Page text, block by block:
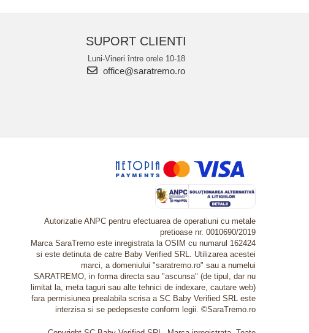
SUPORT CLIENTI
Luni-Vineri între orele 10-18
office@saratremo.ro
Autorizatie ANPC pentru efectuarea de operatiuni cu metale
pretioase nr. 0010690/2019
Marca SaraTremo este inregistrata la OSIM cu numarul 162424
si este detinuta de catre Baby Verified SRL. Utilizarea acestei
marci, a domeniului "saratremo.ro" sau a numelui
SARATREMO, in forma directa sau "ascunsa" (de tipul, dar nu
limitat la, meta taguri sau alte tehnici de indexare, cautare web)
fara permisiunea prealabila scrisa a SC Baby Verified SRL este
interzisa si se pedepseste conform legii. ©SaraTremo.ro